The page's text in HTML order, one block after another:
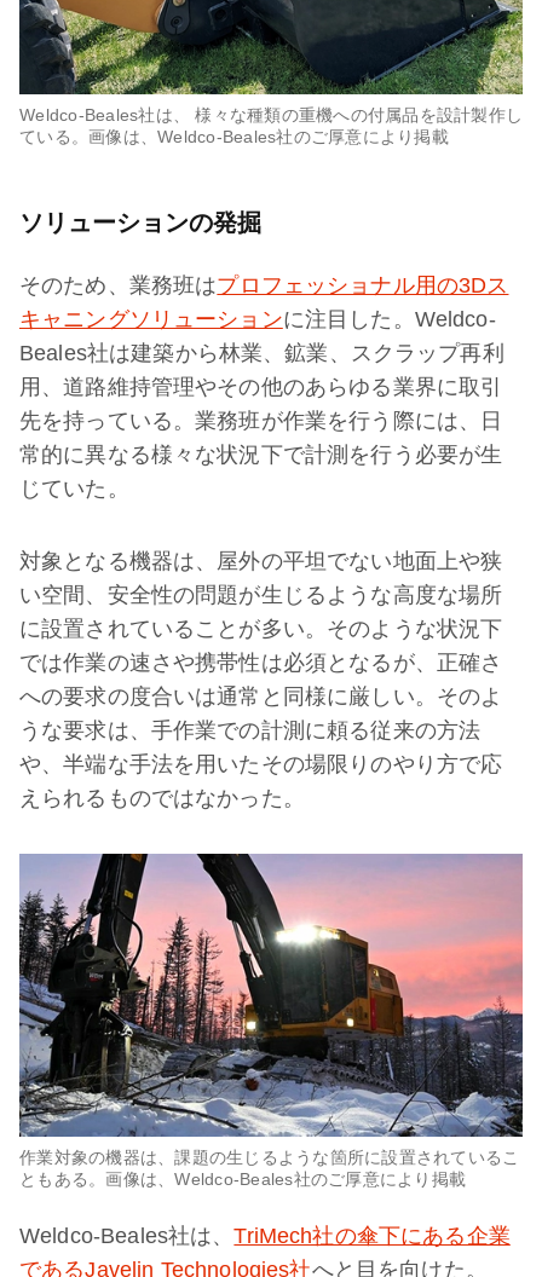
Weldco-Beales社は、 様々な種類の重機への付属品を設計製作し
ている。画像は、Weldco-Beales社のご厚意により掲載
ソリューションの発掘
そのため、業務班はプロフェッショナル用の3Dス
キャニングソリューションに注目した。Weldco-
Beales社は建築から林業、鉱業、スクラップ再利
用、道路維持管理やその他のあらゆる業界に取引
先を持っている。業務班が作業を行う際には、日
常的に異なる様々な状況下で計測を行う必要が生
じていた。
対象となる機器は、屋外の平坦でない地面上や狭
い空間、安全性の問題が生じるような高度な場所
に設置されていることが多い。そのような状況下
では作業の速さや携帯性は必須となるが、正確さ
への要求の度合いは通常と同様に厳しい。そのよ
うな要求は、手作業での計測に頼る従来の方法
や、半端な手法を用いたその場限りのやり方で応
えられるものではなかった。
作業対象の機器は、課題の生じるような箇所に設置されているこ
ともある。画像は、Weldco-Beales社のご厚意により掲載
Weldco-Beales社は、TriMech社の傘下にある企業
であるJavelin Technologies社へと目を向けた。